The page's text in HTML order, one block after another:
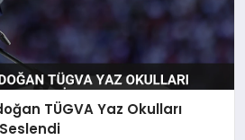
TÜGVA Yaz Okulları